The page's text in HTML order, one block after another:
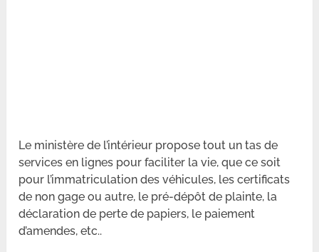
Le ministère de l’intérieur propose tout un tas de
services en lignes pour faciliter la vie, que ce soit
pour l’immatriculation des véhicules, les certificats
de non gage ou autre, le pré-dépôt de plainte, la
déclaration de perte de papiers, le paiement
d’amendes, etc..